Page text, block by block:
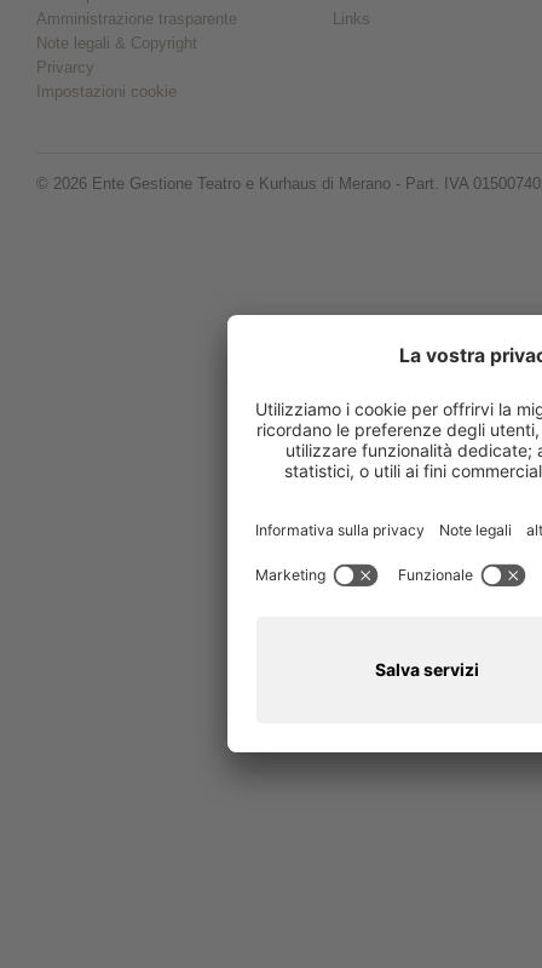
Amministrazione trasparente
Note legali & Copyright
Privarcy
Impostazioni cookie
Links
© 2026 Ente Gestione Teatro e Kurhaus di Merano - Part. IVA